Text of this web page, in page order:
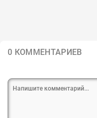
0 КОММЕНТАРИЕВ